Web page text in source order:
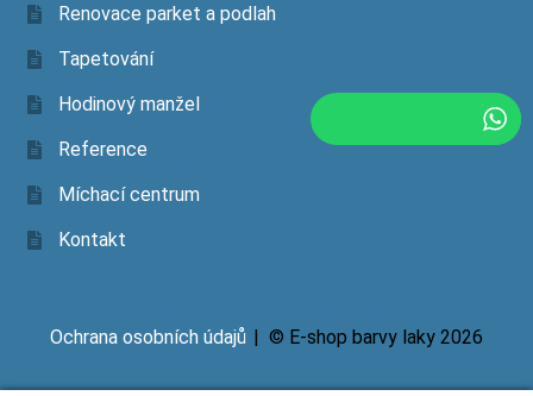
Renovace parket a podlah
Tapetování
Hodinový manžel
Reference
Míchací centrum
Kontakt
Ochrana osobních údajů © E-shop barvy laky 2026